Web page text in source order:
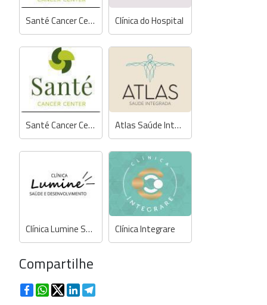
Santé Cancer Center Clínica do Hospital
Santé Cancer Center Atlas Saúde Integrada
Clínica Lumine Saúde e Desenvolvimento Clínica Integrare
Compartilhe
FacebookWhatsApp
TwitterLinkedIn